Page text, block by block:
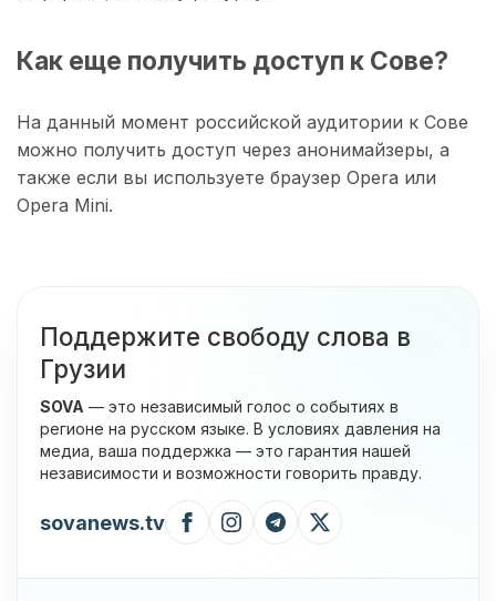
Как еще получить доступ к Сове?
На данный момент российской аудитории к Сове
можно получить доступ через анонимайзеры, а
также если вы используете браузер Opera или
Opera Mini.
Поддержите свободу слова в
Грузии
SOVA — это независимый голос о событиях в
регионе на русском языке. В условиях давления на
медиа, ваша поддержка — это гарантия нашей
независимости и возможности говорить правду.
sovanews.tv